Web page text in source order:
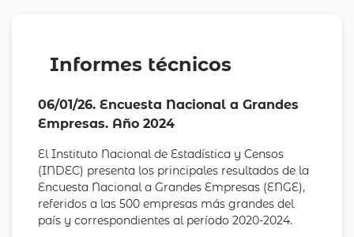
Informes técnicos
06/01/26. Encuesta Nacional a Grandes
Empresas. Año 2024
El Instituto Nacional de Estadística y Censos
(INDEC) presenta los principales resultados de la
Encuesta Nacional a Grandes Empresas (ENGE),
referidos a las 500 empresas más grandes del
país y correspondientes al período 2020-2024.